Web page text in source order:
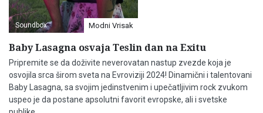
Soundbox Modni Vrisak
Baby Lasagna osvaja Teslin dan na Exitu
Pripremite se da doživite neverovatan nastup zvezde koja je
osvojila srca širom sveta na Evroviziji 2024! Dinamični i talentovani
Baby Lasagna, sa svojim jedinstvenim i upečatljivim rock zvukom
uspeo je da postane apsolutni favorit evropske, ali i svetske